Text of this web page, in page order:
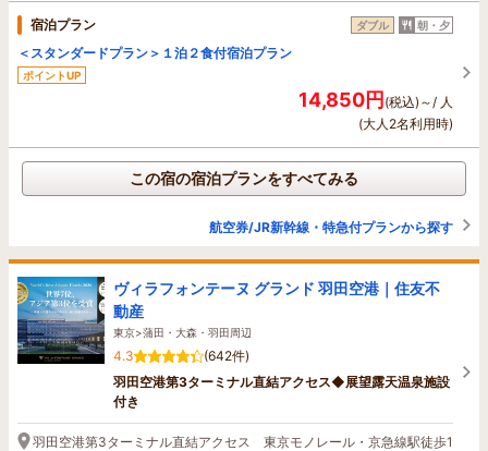
宿泊プラン ダブル 朝・夕
＜スタンダードプラン＞１泊２食付宿泊プラン
ポイントUP
14,850円(税込)～/ 人
(大人2名利用時)
この宿の宿泊プランをすべてみる
航空券/JR新幹線・特急付プランから探す
ヴィラフォンテーヌ グランド 羽田空港｜住友不
動産
東京>蒲田・大森・羽田周辺
4.3
(642件)
羽田空港第3ターミナル直結アクセス◆展望露天温泉施設
付き
羽田空港第3ターミナル直結アクセス 東京モノレール・京急線駅徒歩1